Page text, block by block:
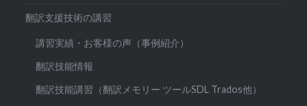
翻訳支援技術の講習
講習実績・お客様の声（事例紹介）
翻訳技能情報
翻訳技能講習（翻訳メモリー ツールSDL Trados他）